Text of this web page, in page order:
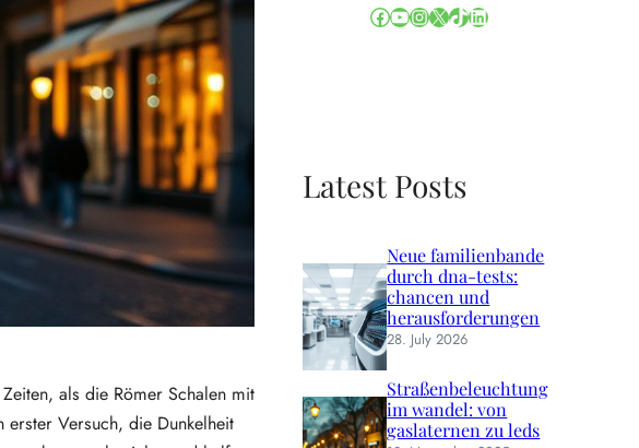
als die Römer Schalen mit
erster Versuch, die Dunkelheit
Facebook YouTube InstagramX TikTok LinkedIn
Latest Posts
Neue familienbande
durch dna-tests:
chancen und
herausforderungen
28. July 2026
Straßenbeleuchtung
im wandel: von
gaslaternen zu leds